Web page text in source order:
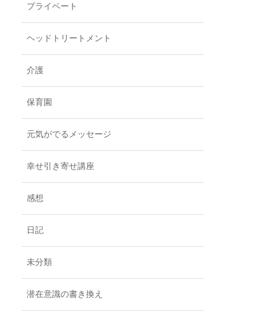
プライベート
ヘッドトリートメント
介護
保育園
元気がでるメッセージ
幸せ引き寄せ講座
感想
日記
未分類
潜在意識の書き換え